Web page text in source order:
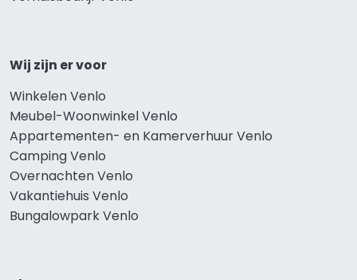
Wij zijn er voor
Winkelen Venlo
Meubel-Woonwinkel Venlo
Appartementen- en Kamerverhuur Venlo
Camping Venlo
Overnachten Venlo
Vakantiehuis Venlo
Bungalowpark Venlo